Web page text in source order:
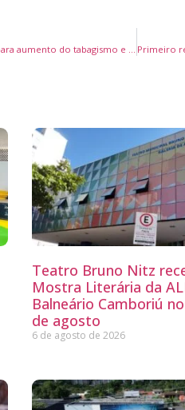
Dia Nacional de Combate ao Fumo alerta para aumento do tabagismo e riscos da DPOC no Brasil
Teatro Bruno Nitz
Mostra Literária da
Balneário Camboriú
de agosto
6 de agosto de 2026